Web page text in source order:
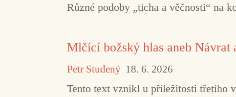
Různé podoby „ticha a věčnosti“ na
Mlčící božský hlas aneb Návrat
Petr Studený 18. 6. 2026
Tento text vznikl u příležitosti třetího